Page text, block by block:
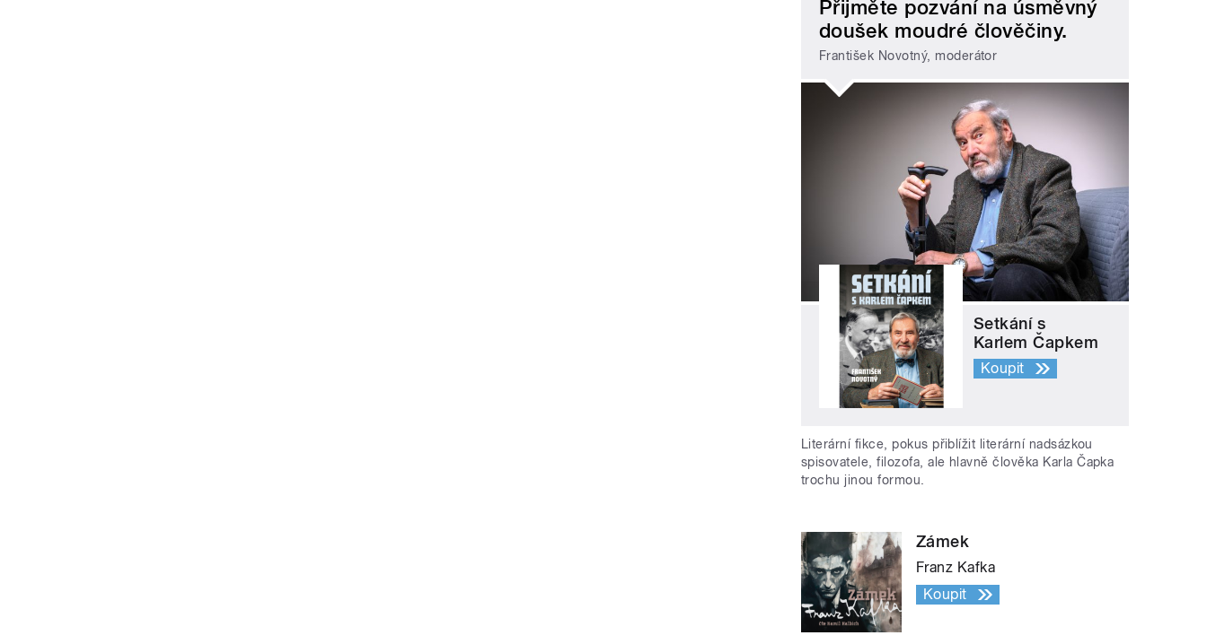
Přijměte pozvání na úsměvný
doušek moudré člověčiny.
František Novotný, moderátor
Setkání s
Karlem Čapkem
Koupit
Literární fikce, pokus přiblížit literární nadsázkou
spisovatele, filozofa, ale hlavně člověka Karla Čapka
trochu jinou formou.
Zámek
Franz Kafka
Koupit